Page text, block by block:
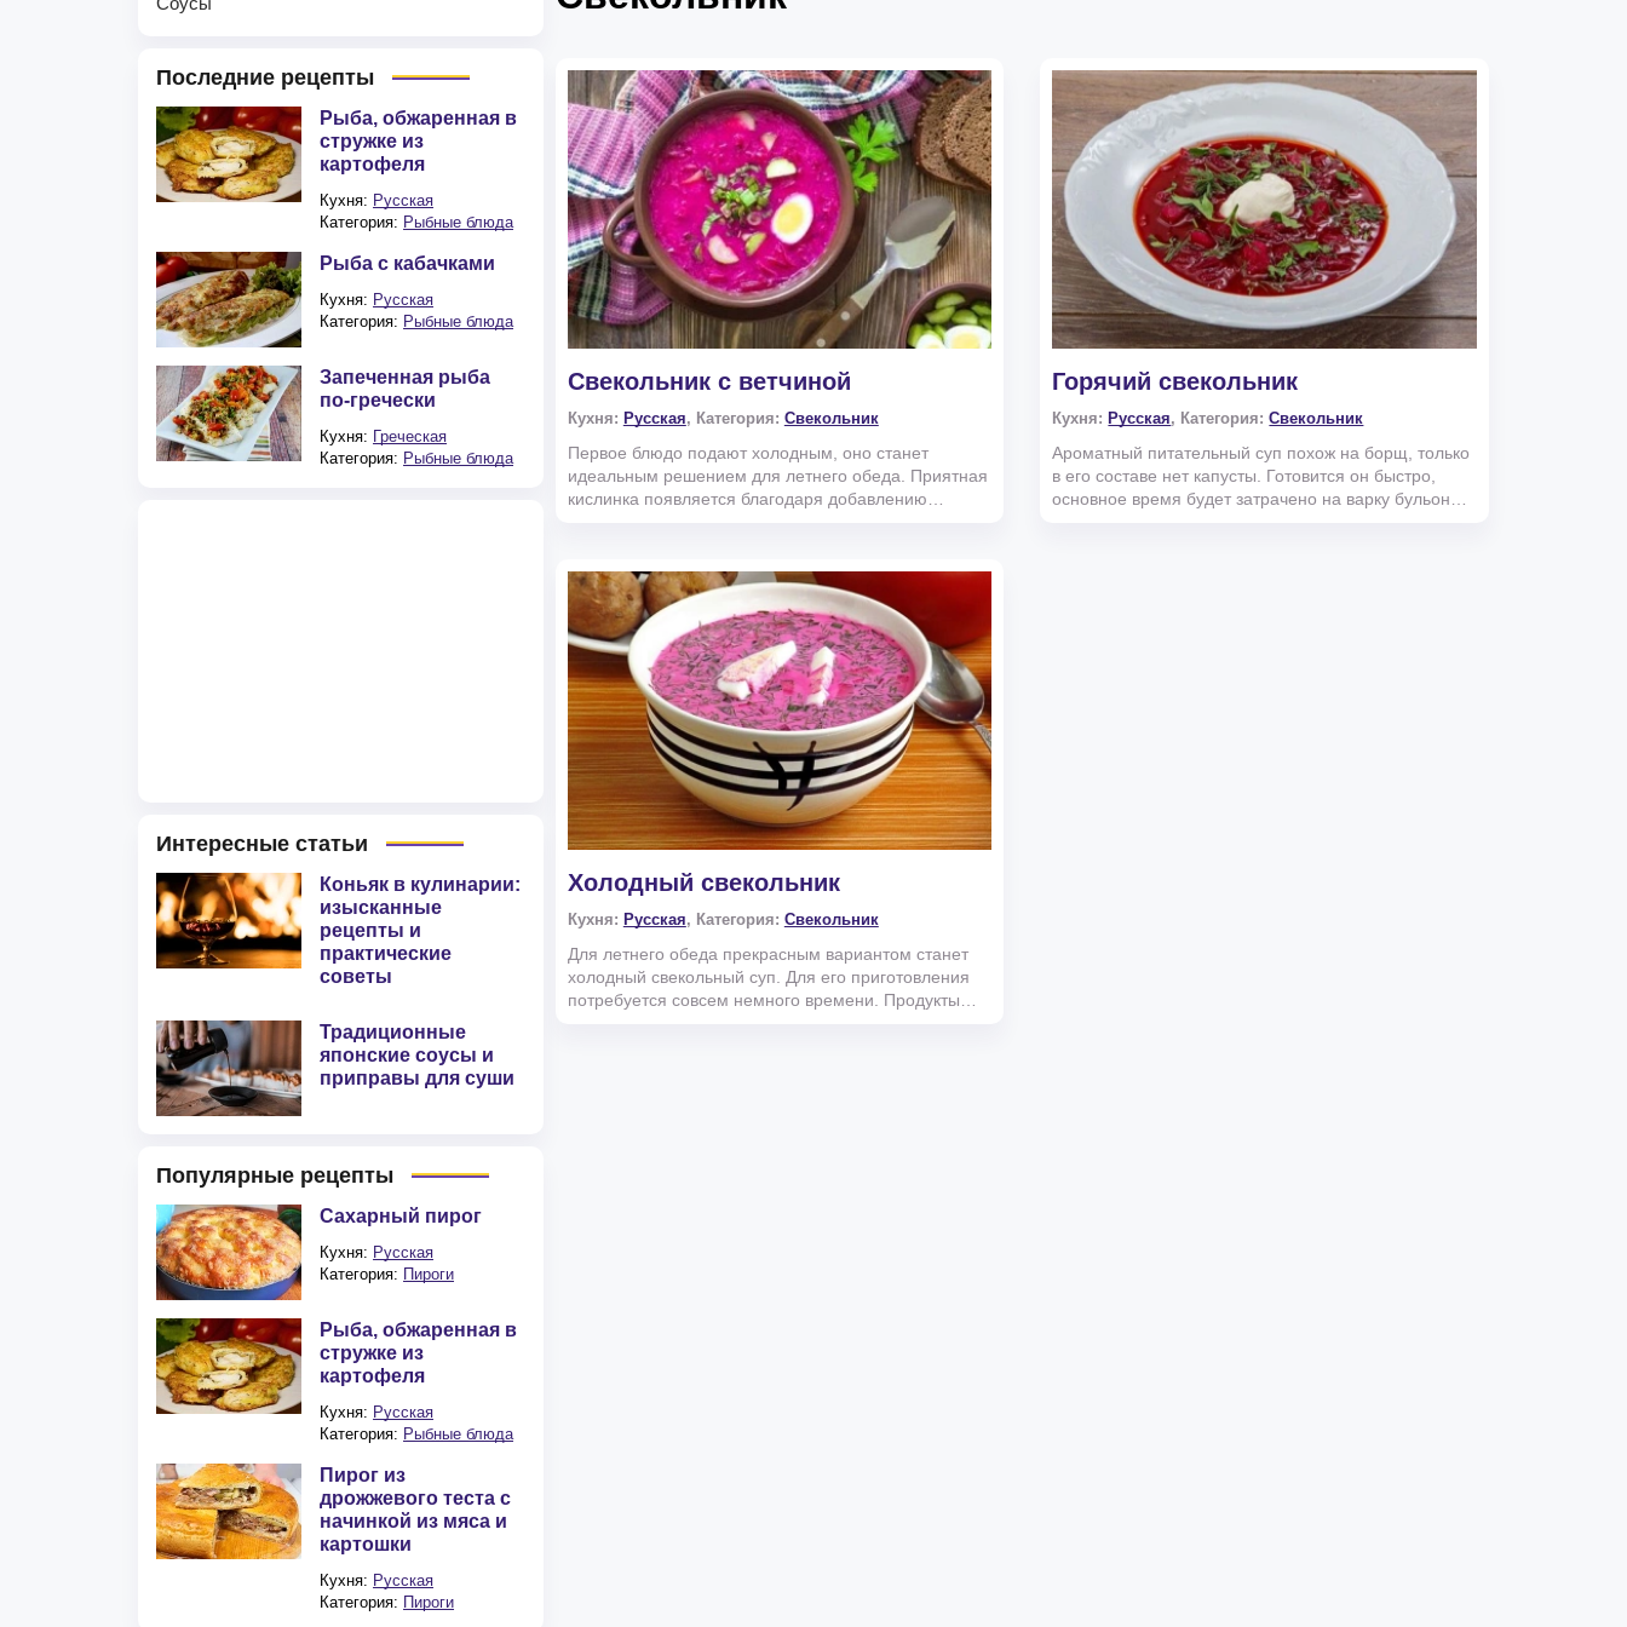
Свекольник с ветчиной
Кухня: Русская, Категория: Свекольник
Первое блюдо подают холодным, оно станет
идеальным решением для летнего обеда. Приятная
кислинка появляется благодаря добавлению
Горячий свекольник
Кухня: Русская, Категория:Свекольник
Ароматный питательный суп похож на борщ, только
в его составе нет капусты. Готовится он быстро,
основное время будет затрачено на варку бульона.
Холодный свекольник
Кухня: Русская, Категория: Свекольник
Для летнего обеда прекрасным вариантом станет
холодный свекольный суп. Для его приготовления
потребуется совсем немного времени. Продукты
Последние рецепты
Рыба, обжаренная в
стружке из
картофеля
Кухня: Русская
Категория: Рыбные блюда
Рыба с кабачками
Кухня: Русская
Категория: Рыбные блюда
Запеченная рыба
по-гречески
Кухня: Греческая
Категория: Рыбные блюда
Интересные статьи
Коньяк в кулинарии:
изысканные
рецепты и
практические
советы
Традиционные
японские соусы и
приправы для суши
Популярные рецепты
Сахарный пирог
Кухня: Русская
Категория: Пироги
Рыба, обжаренная в
стружке из
картофеля
Кухня: Русская
Категория: Рыбные блюда
Пирог из
дрожжевого теста с
начинкой из мяса и
картошки
Кухня: Русская
Категория: Пироги